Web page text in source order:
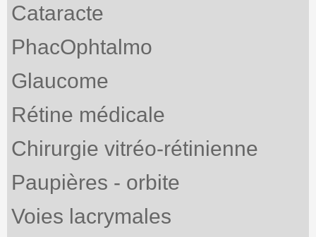
Cataracte
PhacOphtalmo
Glaucome
Rétine médicale
Chirurgie vitréo-rétinienne
Paupières - orbite
Voies lacrymales